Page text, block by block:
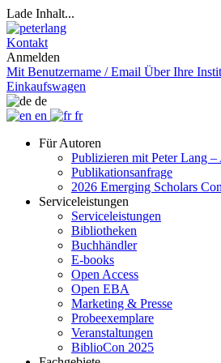
Lade Inhalt...
Kontakt
Anmelden
Mit Benutzername / Email Über Ihre
Einkaufswagen
de
en
fr
Für Autoren
Publizieren mit Peter Lang
Publikationsanfrage
2026 Emerging Scholars
Serviceleistungen
Serviceleistungen
Bibliotheken
Buchhändler
E-books
Open Access
Open EBA
Marketing & Presse
Probeexemplare
Veranstaltungen
BiblioCon 2025